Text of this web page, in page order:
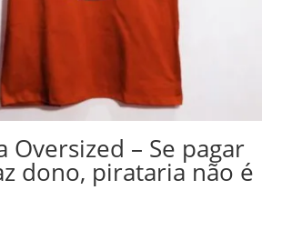
Oversized – Se pagar
dono, pirataria não é